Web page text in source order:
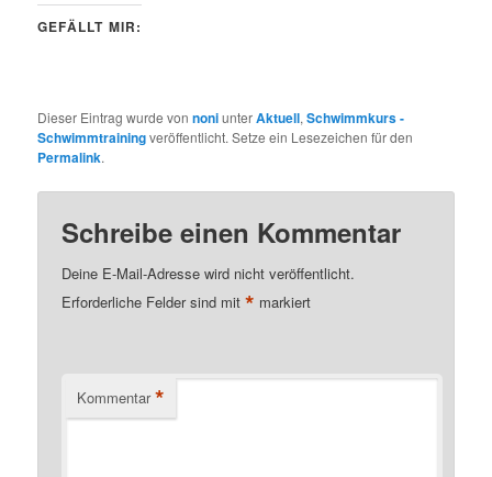
GEFÄLLT MIR:
Dieser Eintrag wurde vonnoniunterAktuell,Schwimmkurs -
Schwimmtrainingveröffentlicht. Setze ein Lesezeichen für den
Permalink.
Schreibe einen Kommentar
Deine E-Mail-Adresse wird nicht veröffentlicht.
Erforderliche Felder sind mit* markiert
Kommentar *